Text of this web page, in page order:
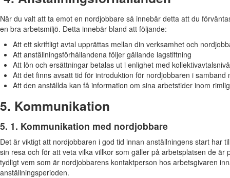
När du valt att ta emot en nordjobbare så innebär detta att du
en bra arbetsmiljö. Detta innebär bland att följande:
Att ett skriftligt avtal upprättas mellan din verksamhet och
Att anställningsförhållandena följer gällande lagstiftning
Att lön och ersättningar betalas ut i enlighet med
Att det finns avsatt tid för introduktion för nordjobbaren i samband
Att den anställda kan få information om sina arbetstider inom
5. Kommunikation
5. 1. Kommunikation med nordjobbare
Det är viktigt att nordjobbaren i god tid innan anställningens start har
sin resa och för att veta vilka villkor som gäller på arbetsplatsen de är
tydligt vem som är nordjobbarens kontaktperson hos arbetsgivaren
anställningsperioden.